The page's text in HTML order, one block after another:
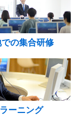
の集合研修
ーニング